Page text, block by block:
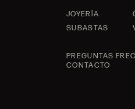
JOYERÍA
SUBASTAS
PREGUNTAS
CONTACTO